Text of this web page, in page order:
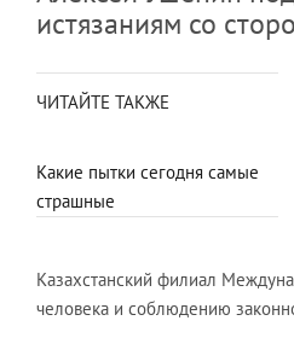
истязаниям со
ЧИТАЙТЕ ТАКЖЕ
Какие пытки сегодня самые
страшные
Казахстанский филиал
человека и соблюдению